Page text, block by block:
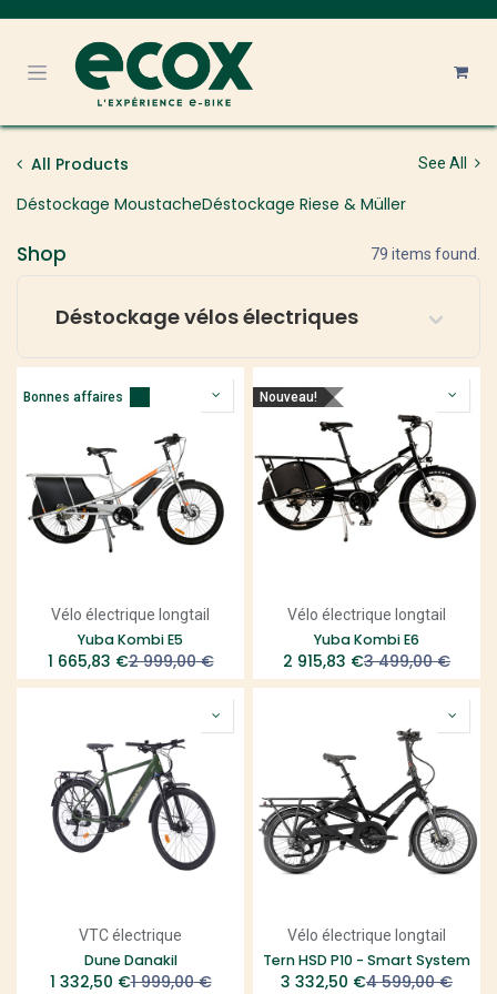
All Products See All
Déstockage MoustacheDéstockage Riese & Müller
Shop 79 items found.
Déstockage vélos électriques
Bonnes affaires
Vélo électrique longtail
Yuba Kombi E5
1 665,83 €2 999,00€
Nouveau!
Vélo électrique longtail
Yuba Kombi E6
2 915,83 €3 499,00€
VTC électrique
Dune Danakil
1 332,50 €1 999,00€
Vélo électrique longtail
Tern HSD P10 - Smart System
3 332,50 €4 599,00€